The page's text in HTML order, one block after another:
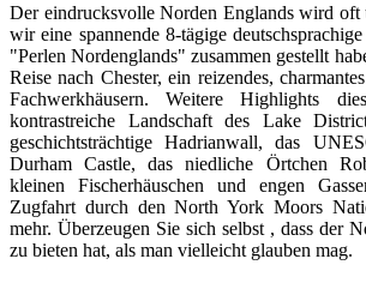
Der eindrucksvolle Norden Englands wird oft
wir eine spannende 8-tägige
"Perlen Nordenglands" zusammen gestellt
Reise nach Chester, ein reizendes,
Fachwerkhäusern. Weitere Highlights
kontrastreiche Landschaft des Lake
geschichtsträchtige Hadrianwall, das
Durham Castle, das niedliche Örtchen
kleinen Fischerhäuschen und engen
Zugfahrt durch den North York Moors
mehr. Überzeugen Sie sich selbst , dass der
zu bieten hat, als man vielleicht glauben mag.